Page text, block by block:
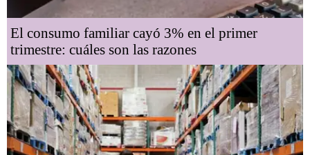
El consumo familiar cayó 3% en el primer
trimestre: cuáles son las razones